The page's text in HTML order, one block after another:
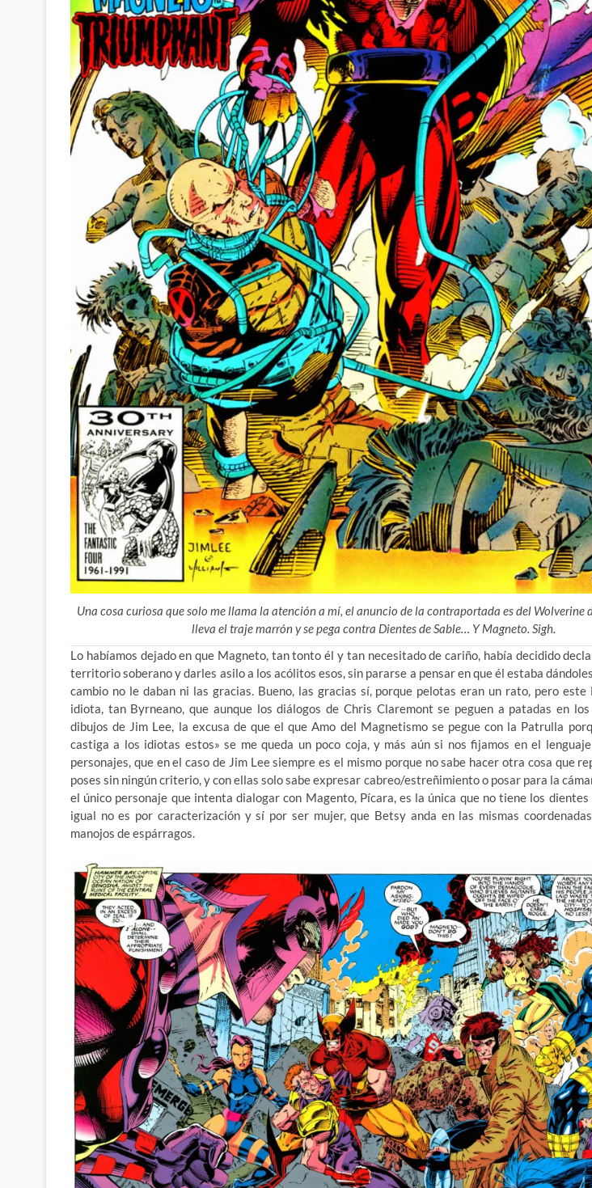
Una cosa curiosa que solo me llama la atención a mí, el anuncio de la contraportada es del Wolverine
lleva el traje marrón y se pega contra Dientes de Sable… Y Magneto. Sigh.
Lo habíamos dejado en que Magneto, tan tonto él y tan necesitado de cariño, había decidido
territorio soberano y darles asilo a los acólitos esos, sin pararse a pensar en que él estaba
cambio no le daban ni las gracias. Bueno, las gracias sí, porque pelotas eran un rato, pero este
idiota, tan Byrneano, que aunque los diálogos de Chris Claremont se peguen a patadas en
dibujos de Jim Lee, la excusa de que el que Amo del Magnetismo se pegue con la Patrulla
castiga a los idiotas estos» se me queda un poco coja, y más aún si nos fijamos en el
personajes, que en el caso de Jim Lee siempre es el mismo porque no sabe hacer otra cosa que
poses sin ningún criterio, y con ellas solo sabe expresar cabreo/estreñimiento o posar para la
el único personaje que intenta dialogar con Magento, Pícara, es la única que no tiene los dientes
igual no es por caracterización y sí por ser mujer, que Betsy anda en las mismas
manojos de espárragos.